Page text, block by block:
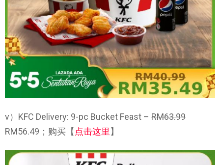
v）KFC Delivery: 9-pc Bucket Feast – RM63.99
RM56.49；购买【点击这里】